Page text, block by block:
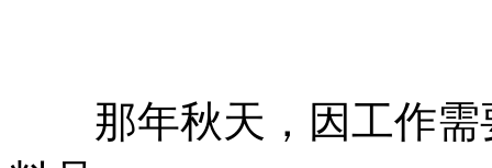
那年秋天，因工作需